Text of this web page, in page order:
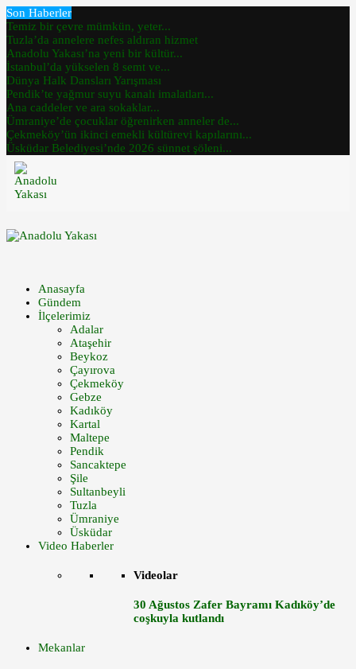
Son Haberler
Temiz bir çevre mümkün, yeter...
Tuzla’da annelere nefes aldıran hizmet
Anadolu Yakası’na yeni bir kültür...
İstanbul’da yükselen 8 semt ve...
Dünya Halk Dansları Yarışması
Pendik’te yağmur suyu kanalı imalatları...
Ana caddeler ve ara sokaklar...
Ümraniye’de çocuklar öğrenirken anneler de...
Çekmeköy’ün ikinci emekli kültürevi kapılarını...
Üsküdar Belediyesi’nde 2026 sünnet şöleni...
Anasayfa
Gündem
İlçelerimiz
Adalar
Ataşehir
Beykoz
Çayırova
Çekmeköy
Gebze
Kadıköy
Kartal
Maltepe
Pendik
Sancaktepe
Şile
Sultanbeyli
Tuzla
Ümraniye
Üsküdar
Video Haberler
Videolar
30 Ağustos Zafer Bayramı Kadıköy’de
coşkuyla kutlandı
Mekanlar